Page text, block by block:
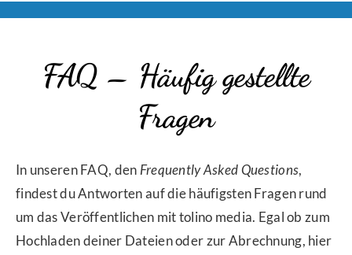
Printbuch
Über uns
Blog
FAQ – Häufig gestellte
Fragen
In unseren FAQ, den Frequently Asked Questions,
findest du Antworten auf die häufigsten Fragen rund
um das Veröffentlichen mit tolino media. Egal ob zum
Hochladen deiner Dateien oder zur Abrechnung, hier